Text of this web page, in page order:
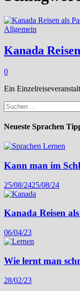
Allgemein
Kanada
0
Ein
Suchen
nach:
Neueste Sprachen
Kann man im
25/08/2425/08/24
Kanada Reisen
06/04/23
Wie lernt man
28/02/23